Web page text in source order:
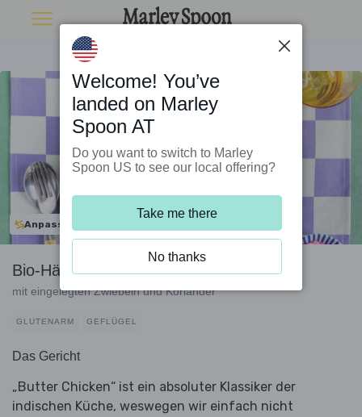
Anpassbar
Bio-Hähnchen „Butter Chicken“-Style
mit eingelegten Zwiebeln und Koriander
GLUTENARM GEFLÜGEL
Das Gericht
„Butter Chicken“ ist ein absoluter Klassiker der
indischen Küche, weswegen wir einfach nicht
Welcome! You’ve
landed on Marley
Spoon AT
Do you want to switch to Marley
Spoon US to see our local offering?
Take me there
No thanks